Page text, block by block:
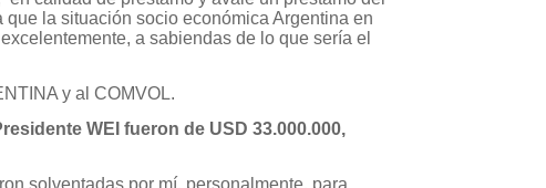
la situación socio económica Argentina en
a sabiendas de lo que sería el
y al COMVOL.
WEI fueron de USD 33.000.000,